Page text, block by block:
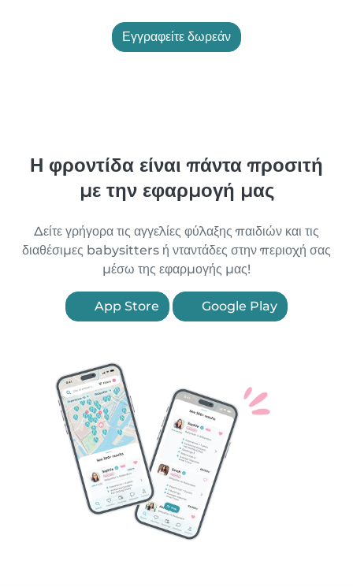
Εγγραφείτε δωρεάν
Η φροντίδα είναι πάντα προσιτή
με την εφαρμογή μας
Δείτε γρήγορα τις αγγελίες φύλαξης παιδιών και τις
διαθέσιμες babysitters ή νταντάδες στην περιοχή σας
μέσω της εφαρμογής μας!
App Store Google Play